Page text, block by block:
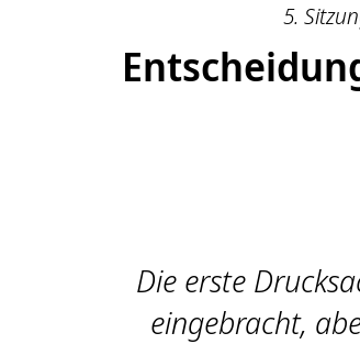
5.
Die erste
eingebracht,